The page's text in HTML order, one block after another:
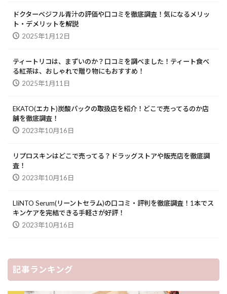
ドクターベジフル青汁の評価や口コミを徹底調査！気になるメリッ
ト・デメリットを解説
2025年1月12日
ティートリコは、まずいのか？口コミを調べました！ティート食べ
る紅茶は、おしゃれで贈り物にもおすすめ！
2025年1月11日
EKATO(エカト)炭酸パックの取扱店を紹介！どこで売ってるのか店
舗を徹底調査！
2023年10月16日
リプロスキンはどこで売ってる？ドラッグストアや販売店を徹底調
査！
2023年10月16日
LIiNTO Serum(リーントセラム)の口コミ・評判を徹底調査！1本でス
キンケアを完結できる手軽さが好評！
2023年10月16日
記事ランキング